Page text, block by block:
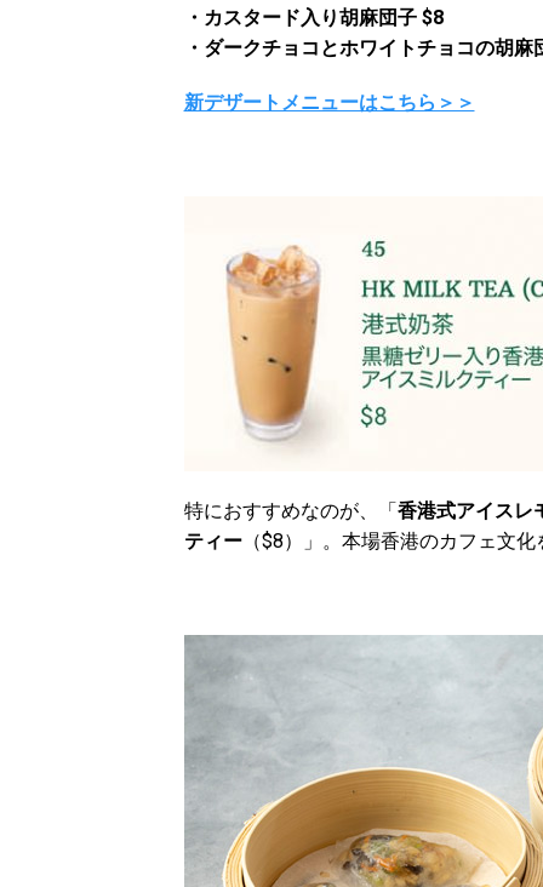
・カスタード入り胡麻団子 $8
・ダークチョコとホワイトチョコの胡麻
新デザートメニューはこちら＞＞
特におすすめなのが、「香港式アイスレ
ティー（$8）」。本場香港のカフェ文